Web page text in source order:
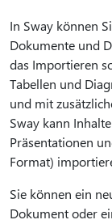
In Sway können
Dokumente und
das Importieren
Tabellen und
und mit
Sway kann
Präsentationen
Format)
Sie können ein
Dokument oder